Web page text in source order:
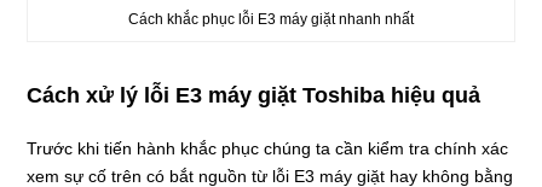
Cách khắc phục lỗi E3 máy giặt nhanh nhất
Cách xử lý lỗi E3 máy giặt Toshiba hiệu quả
Trước khi tiến hành khắc phục chúng ta cần kiểm tra chính xác
xem sự cố trên có bắt nguồn từ lỗi E3 máy giặt hay không bằng